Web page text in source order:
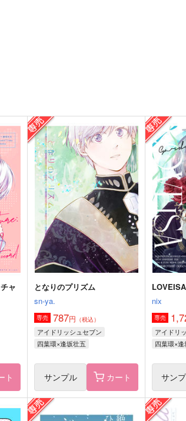
細
ARiA
1,100 円（税込）
四葉環×逢坂壮五
サンプル 作品詳細
Clover
787 円（
四葉環×
サン
ャ
ト
となりのプリズム
sn-ya.
専売 787円 （税込）
アイドリッシュセブン
四葉環×逢坂壮五
サンプル カート
nix
専売
アイドリ
四葉環×逢
サン